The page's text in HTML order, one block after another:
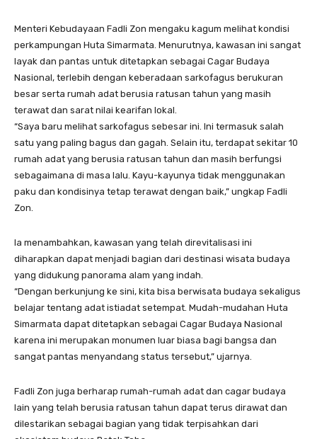
Menteri Kebudayaan Fadli Zon mengaku kagum melihat kondisi
perkampungan Huta Simarmata. Menurutnya, kawasan ini sangat
layak dan pantas untuk ditetapkan sebagai Cagar Budaya
Nasional, terlebih dengan keberadaan sarkofagus berukuran
besar serta rumah adat berusia ratusan tahun yang masih
terawat dan sarat nilai kearifan lokal.
“Saya baru melihat sarkofagus sebesar ini. Ini termasuk salah
satu yang paling bagus dan gagah. Selain itu, terdapat sekitar 10
rumah adat yang berusia ratusan tahun dan masih berfungsi
sebagaimana di masa lalu. Kayu-kayunya tidak menggunakan
paku dan kondisinya tetap terawat dengan baik,” ungkap Fadli
Zon.
Ia menambahkan, kawasan yang telah direvitalisasi ini
diharapkan dapat menjadi bagian dari destinasi wisata budaya
yang didukung panorama alam yang indah.
“Dengan berkunjung ke sini, kita bisa berwisata budaya sekaligus
belajar tentang adat istiadat setempat. Mudah-mudahan Huta
Simarmata dapat ditetapkan sebagai Cagar Budaya Nasional
karena ini merupakan monumen luar biasa bagi bangsa dan
sangat pantas menyandang status tersebut,” ujarnya.
Fadli Zon juga berharap rumah-rumah adat dan cagar budaya
lain yang telah berusia ratusan tahun dapat terus dirawat dan
dilestarikan sebagai bagian yang tidak terpisahkan dari